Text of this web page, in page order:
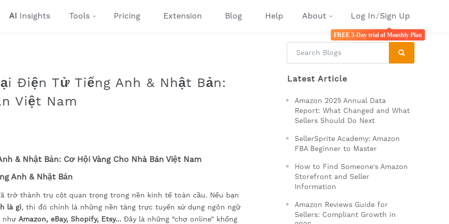
AI Insights Tools Pricing Extension Blog Help About Log In/Sign Up
FREE 3-Day trial of Monthly Plan
Điện Tử Tiếng Anh & Nhật Bản:
Việt Nam
& Nhật Bản: Cơ Hội Vàng Cho Nhà Bán Việt Nam
Anh & Nhật Bản
trở thành trụ cột quan trọng trong nền kinh tế toàn cầu. Nếu bạn
là gì, thì đó chính là những nền tảng trực tuyến sử dụng ngôn ngữ
như Amazon, eBay, Shopify, Etsy… Đây là những “chợ online” khổng
Latest Article
Amazon 2025 Annual Data
Report: What Changed and What
Sellers Should Do Next
SellerSprite Academy: Amazon
FBA Beginner to Master
How to Find Someone's Amazon
Storefront and Seller
Information
Amazon Reviews Guide for
Sellers: Compliant Growth in